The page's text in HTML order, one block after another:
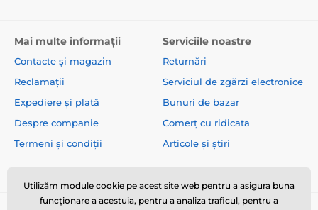
Mai multe informații
Contacte și magazin
Reclamații
Expediere și plată
Despre companie
Termeni și condiții
Serviciile noastre
Returnări
Serviciul de zgărzi electronice
Bunuri de bazar
Comerț cu ridicata
Articole și știri
Utilizăm module cookie pe acest site web pentru a asigura buna
funcționare a acestuia, pentru a analiza traficul, pentru a